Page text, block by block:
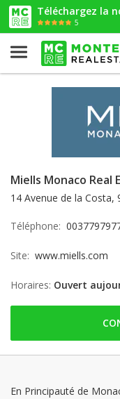
Téléchargez la
5
Miells Monaco Real
14 Avenue de la Costa,
Téléphone:
Site: www.miells.com
Horaires: Ouvert
lundi: 09:00 -
mardi: 09:00 -
vendredi:
En Principauté de